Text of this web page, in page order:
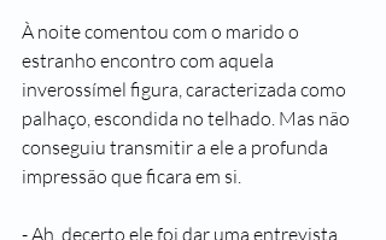
À noite comentou com o marido o
estranho encontro com aquela
inverossímel figura, caracterizada como
palhaço, escondida no telhado. Mas não
conseguiu transmitir a ele a profunda
impressão que ficara em si.
- Ah, decerto ele foi dar uma entrevista